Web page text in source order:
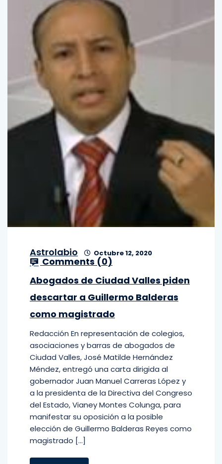
Astrolabio Octubre 12, 2020
Comments (0)
Abogados de Ciudad Valles piden
descartar a Guillermo Balderas
como magistrado
Redacción En representación de colegios,
asociaciones y barras de abogados de
Ciudad Valles, José Matilde Hernández
Méndez, entregó una carta dirigida al
gobernador Juan Manuel Carreras López y
a la presidenta de la Directiva del Congreso
del Estado, Vianey Montes Colunga, para
manifestar su oposición a la posible
elección de Guillermo Balderas Reyes como
magistrado […]